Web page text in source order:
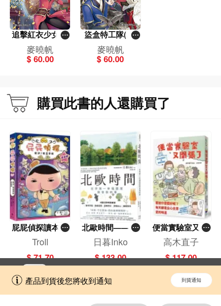
產品到貨後您將收到通知 到貨通知
追擊紅衣少女(3)
[俠盜唐兄妹]
麥曉帆
$ 60.00
盜盒特工隊(下)
[俠盜唐兄妹]
麥曉帆
$ 60.00
購買此書的人還購買了
屁屁偵探讀本(1
3)－－對決！怪
篇）
Troll
$ 71.70
北歐時間——世
界第一幸福國度
教會我的事
日暮Inko
$ 133.00
便當實驗室又開
張了——日日和
特別日的菜單挑
戰記
高木直子
$ 117.00
擁抱更全面的購物和文化體驗。
開啟